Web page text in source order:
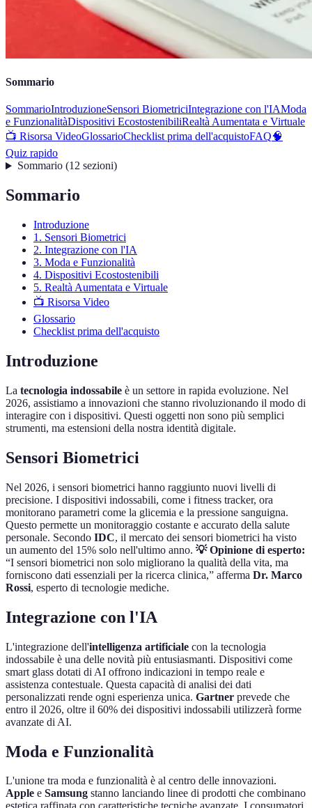
Sommario
SommarioIntroduzioneSensori BiometriciIntegrazione con l'IAModa
e FunzionalitàDispositivi EcostostenibiliRealtà Aumentata e Virtuale
📺 Risorsa VideoGlossarioChecklist prima dell'acquistoFAQ🧠
Quiz rapido
Sommario(12 sezioni)
Sommario
Introduzione
1. Sensori Biometrici
2. Integrazione con l'IA
3. Moda e Funzionalità
4. Dispositivi Ecostostenibili
5. Realtà Aumentata e Virtuale
📺 Risorsa Video
Glossario
Checklist prima dell'acquisto
Introduzione
La tecnologia indossabile è un settore in rapida evoluzione. Nel
2026, assistiamo a innovazioni che stanno rivoluzionando il modo di
interagire con i dispositivi. Questi oggetti non sono più semplici
strumenti, ma estensioni della nostra identità digitale.
Sensori Biometrici
Nel 2026, i sensori biometrici hanno raggiunto nuovi livelli di
precisione. I dispositivi indossabili, come i fitness tracker, ora
monitorano parametri come la glicemia e la pressione sanguigna.
Questo permette un monitoraggio costante e accurato della salute
personale. Secondo IDC, il mercato dei sensori biometrici ha visto
un aumento del 15% solo nell'ultimo anno. 💡 Opinione di esperto:
“I sensori biometrici non solo migliorano la qualità della vita, ma
forniscono dati essenziali per la ricerca clinica,” afferma Dr. Marco
Rossi, esperto di tecnologie mediche.
Integrazione con l'IA
L'integrazione dell'intelligenza artificiale con la tecnologia
indossabile è una delle novità più entusiasmanti. Dispositivi come
smart glass dotati di AI offrono indicazioni in tempo reale e
assistenza contestuale. Questa capacità di analisi dei dati
personalizzati rende ogni esperienza unica. Gartner prevede che
entro il 2026, oltre il 60% dei dispositivi indossabili utilizzerà forme
avanzate di AI.
Moda e Funzionalità
L'unione tra moda e funzionalità è al centro delle innovazioni.
Apple e Samsung stanno lanciando linee di prodotti che combinano